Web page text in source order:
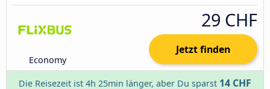
Economy
29 CHF
Jetzt finden
Die Reisezeit ist 4h 25min länger, aber Du sparst 14 CHF